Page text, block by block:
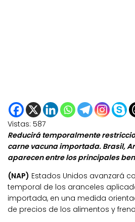
Vistas: 587
Reducirá temporalmente
carne vacuna importada. Brasil,
aparecen entre los principales
(NAP) Estados Unidos avanzará
temporal de los aranceles
importada, en una medida
de precios de los alimentos y